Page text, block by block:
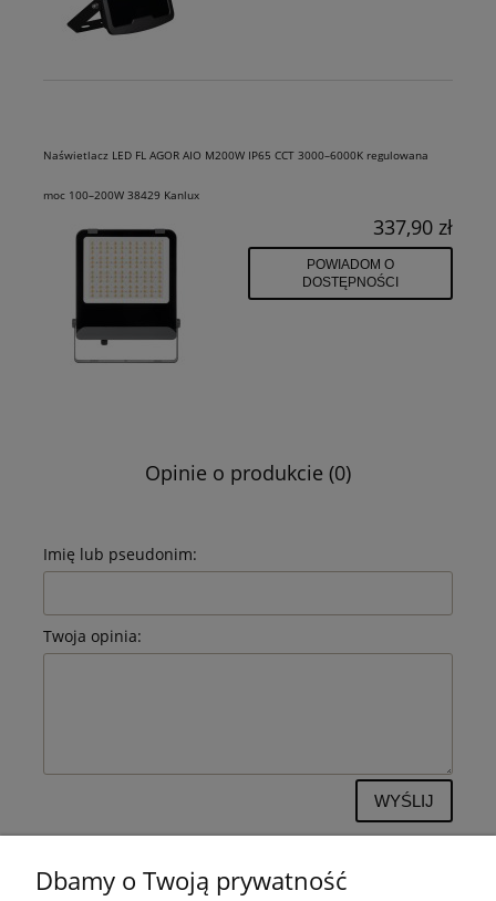
Naświetlacz LED FL AGOR AIO M200W IP65 CCT 3000–6000K regulowana
moc 100–200W 38429 Kanlux
337,90 zł
POWIADOM O
DOSTĘPNOŚCI
Opinie o produkcie (0)
Imię lub pseudonim:
Twoja opinia:
WYŚLIJ
Dbamy o Twoją prywatność